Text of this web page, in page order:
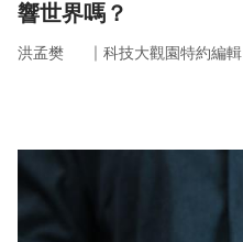
響世界嗎？
洪孟樊 ｜ 科技大觀園特約編輯